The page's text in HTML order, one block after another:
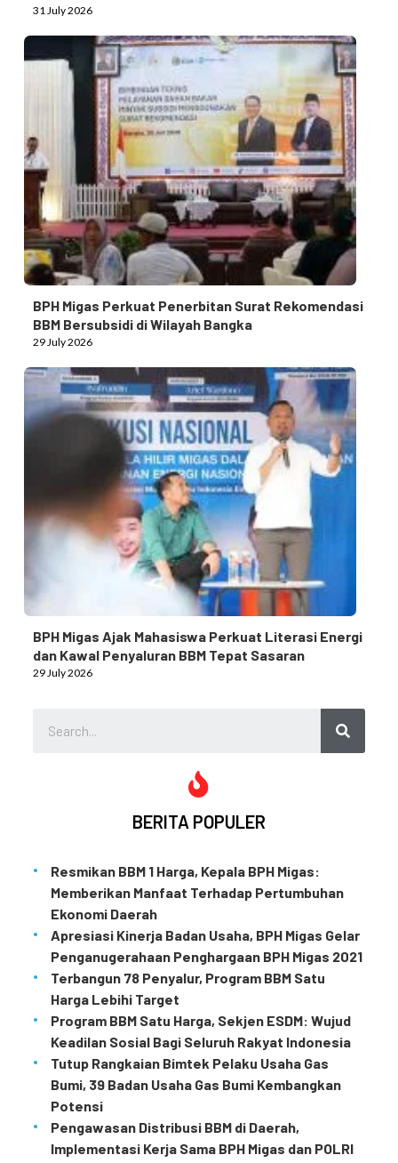
31 July 2026
BPH Migas Perkuat Penerbitan Surat Rekomendasi
BBM Bersubsidi di Wilayah Bangka
29 July 2026
BPH Migas Ajak Mahasiswa Perkuat Literasi Energi
dan Kawal Penyaluran BBM Tepat Sasaran
29 July 2026
BERITA POPULER
Resmikan BBM 1 Harga, Kepala BPH Migas:
Memberikan Manfaat Terhadap Pertumbuhan
Ekonomi Daerah
Apresiasi Kinerja Badan Usaha, BPH Migas Gelar
Penganugerahaan Penghargaan BPH Migas 2021
Terbangun 78 Penyalur, Program BBM Satu
Harga Lebihi Target
Program BBM Satu Harga, Sekjen ESDM: Wujud
Keadilan Sosial Bagi Seluruh Rakyat Indonesia
Tutup Rangkaian Bimtek Pelaku Usaha Gas
Bumi, 39 Badan Usaha Gas Bumi Kembangkan
Potensi
Pengawasan Distribusi BBM di Daerah,
Implementasi Kerja Sama BPH Migas dan POLRI